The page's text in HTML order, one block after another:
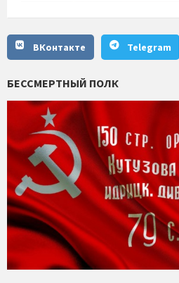
ВКонтакте Telegram
БЕССМЕРТНЫЙ ПОЛК